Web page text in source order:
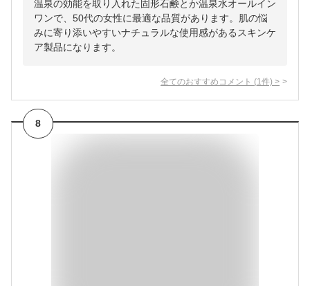
温泉の効能を取り入れた固形石鹸とか温泉水オールイン
ワンで、50代の女性に最適な品質があります。肌の悩
みに寄り添いやすいナチュラルな使用感があるスキンケ
ア製品になります。
全てのおすすめコメント (1 件) >
8